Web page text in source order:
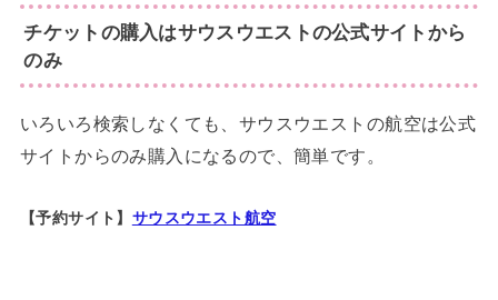
チケットの購入はサウスウエストの公式サイトから
のみ
いろいろ検索しなくても、サウスウエストの航空は公式
サイトからのみ購入になるので、簡単です。
【予約サイト】 サウスウエスト航空